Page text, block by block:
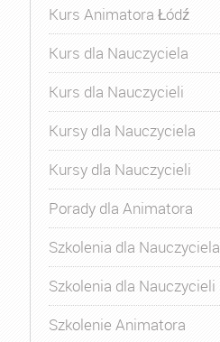
Kurs Animatora Łódź
Kurs dla Nauczyciela
Kurs dla Nauczycieli
Kursy dla Nauczyciela
Kursy dla Nauczycieli
Porady dla Animatora
Szkolenia dla Nauczyciela
Szkolenia dla Nauczycieli
Szkolenie Animatora